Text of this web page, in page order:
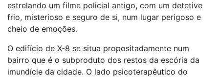
estrelando um filme policial antigo, com um detetive
frio, misterioso e seguro de si, num lugar perigoso e
cheio de emoções.
O edifício de X-8 se situa propositadamente num
bairro que é o subproduto dos restos da escória da
imundície da cidade. O lado psicoterapêutico do